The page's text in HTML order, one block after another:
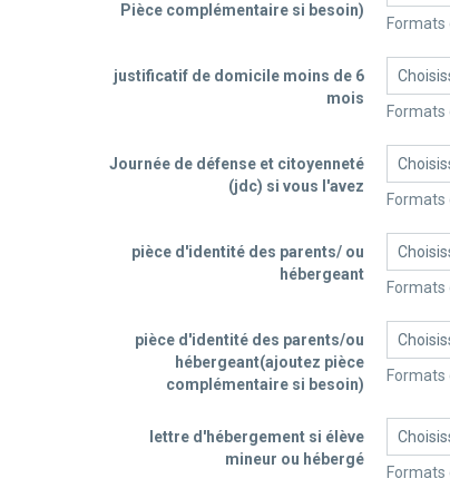
Pièce complémentaire si besoin)
justificatif de domicile moins de 6
mois
Journée de défense et citoyenneté
(jdc) si vous l'avez
pièce d'identité des parents/ ou
hébergeant
pièce d'identité des parents/ou
hébergeant(ajoutez pièce
complémentaire si besoin)
lettre d'hébergement si élève
mineur ou hébergé